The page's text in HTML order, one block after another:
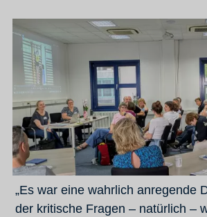
„Es war eine wahrlich anregende
der kritische Fragen – natürlich –